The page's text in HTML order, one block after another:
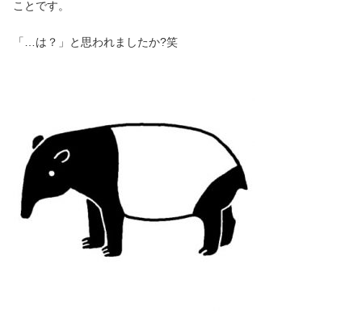
ことです。
「…は？」と思われましたか?笑